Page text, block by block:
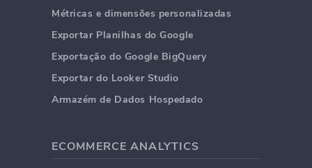
Métricas e dimensões personalizadas
Exportar Planilhas do Google
Exportação do Google BigQuery
Exportar do Looker Studio
Armazém de Dados Hospedado
ECOMMERCE ANALYTICS